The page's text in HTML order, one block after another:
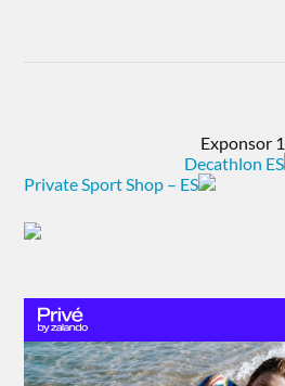
Exponsor 1
Decathlon ES
Private Sport Shop – ES